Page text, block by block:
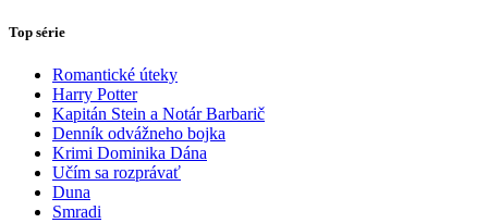
Top série
Romantické úteky
Harry Potter
Kapitán Stein a Notár Barbarič
Denník odvážneho bojka
Krimi Dominika Dána
Učím sa rozprávať
Duna
Smradi